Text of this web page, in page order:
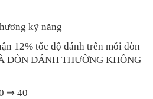
kỹ năng
12% tốc độ đánh trên mỗi đòn
ĐÒN ĐÁNH THƯỜNG KHÔNG
⇒ 40